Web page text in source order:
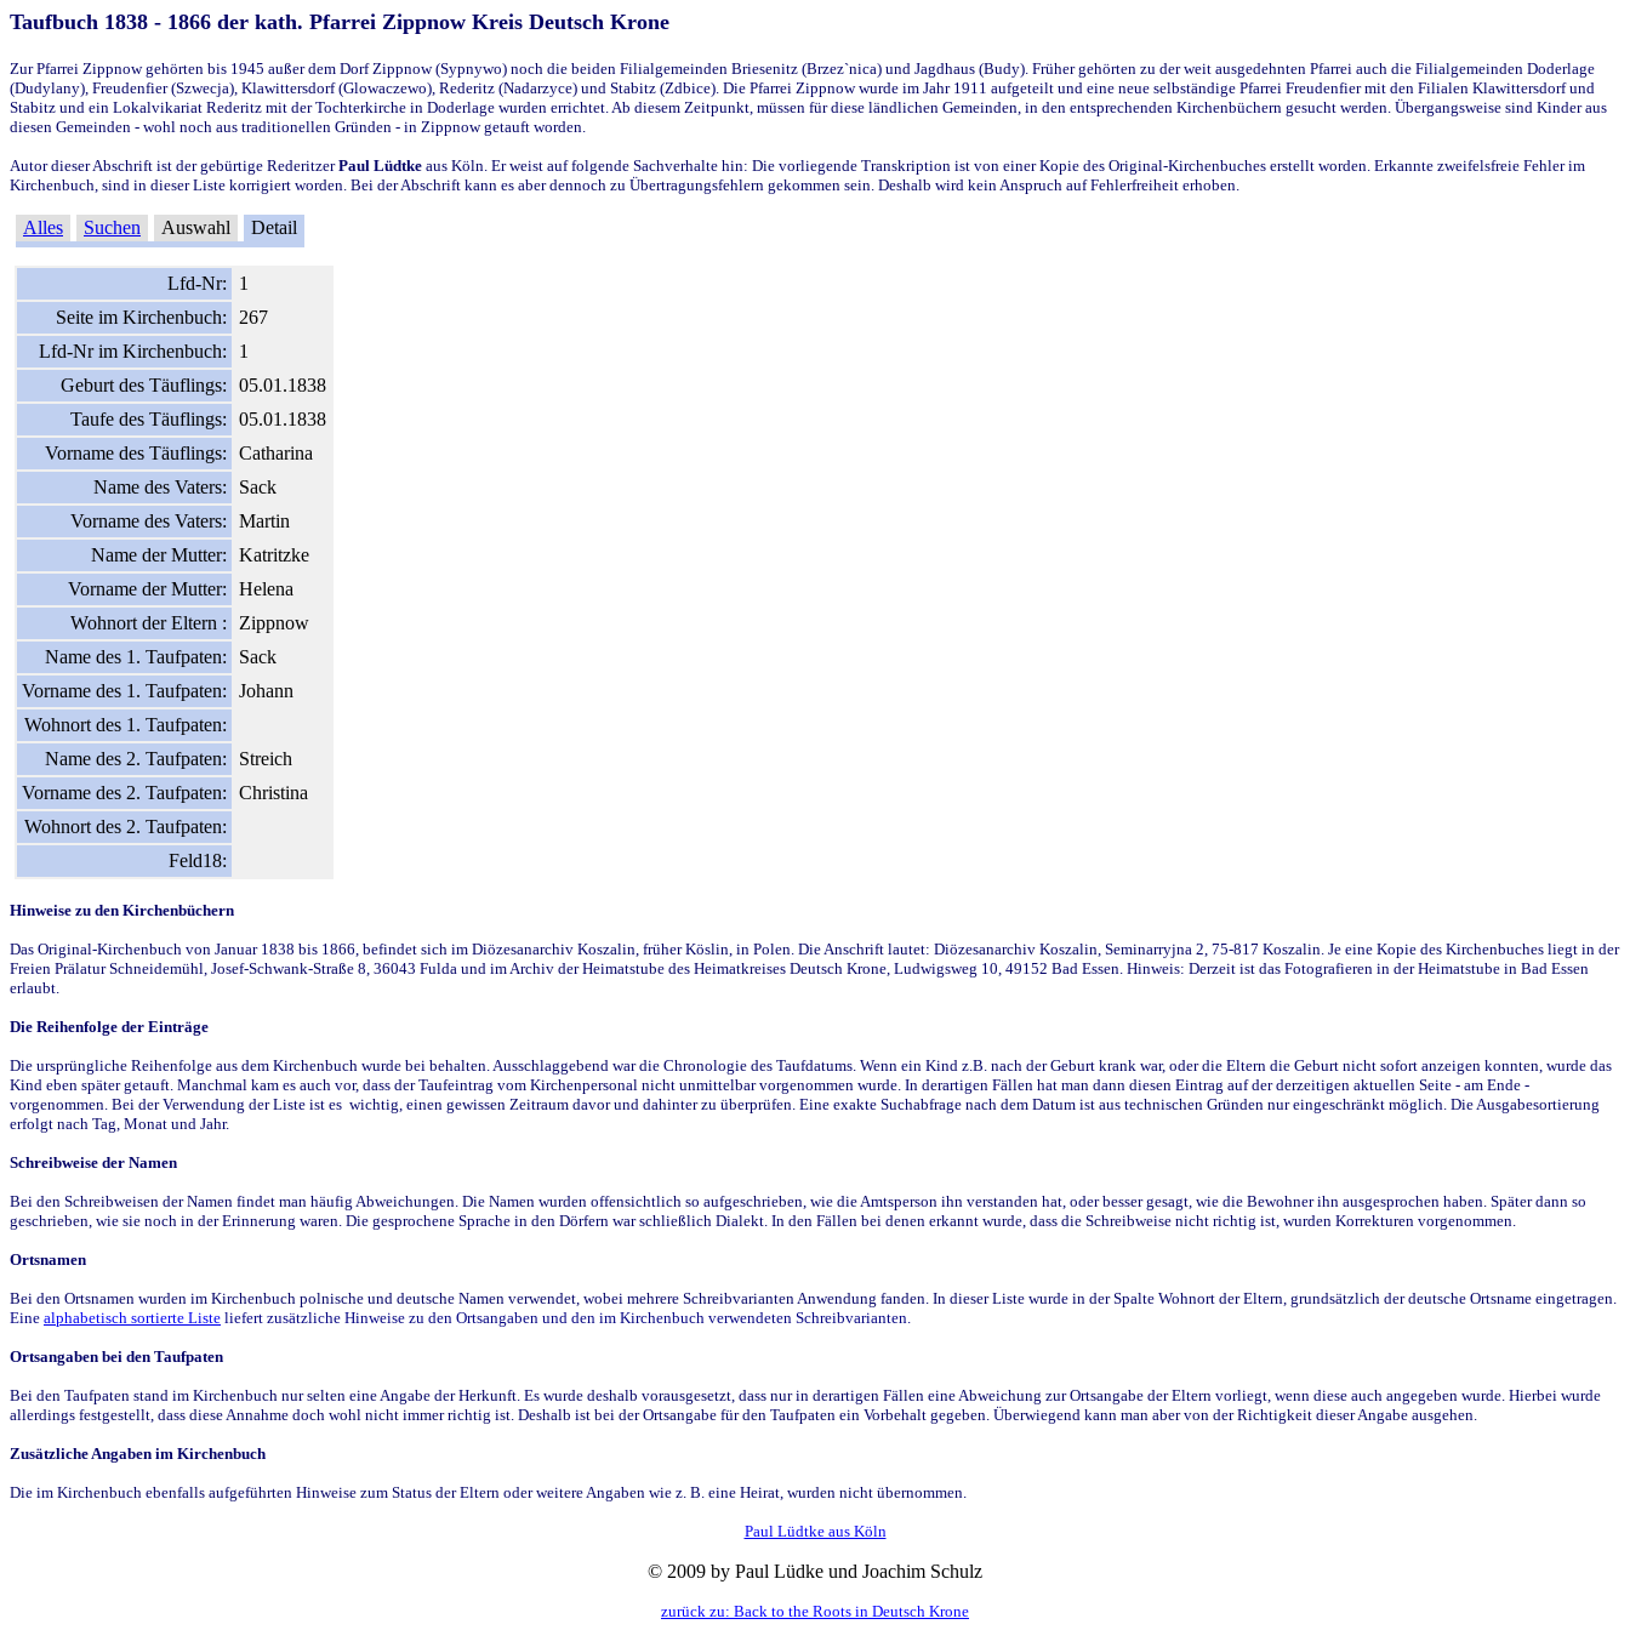
Taufbuch 1838 - 1866 der kath. Pfarrei Zippnow Kreis Deutsch Krone
Zur Pfarrei Zippnow gehörten bis 1945 außer dem Dorf Zippnow (Sypnywo) noch die beiden Filialgemeinden Briesenitz (Brzez`nica) und Jagdhaus (Budy). Früher gehörten zu der weit ausgedehnten Pfarrei auch die Filialgemeinden Doderlage
(Dudylany), Freudenfier (Szwecja), Klawittersdorf (Glowaczewo), Rederitz (Nadarzyce) und Stabitz (Zdbice). Die Pfarrei Zippnow wurde im Jahr 1911 aufgeteilt und eine neue selbständige Pfarrei Freudenfier mit den Filialen Klawittersdorf und
Stabitz und ein Lokalvikariat Rederitz mit der Tochterkirche in Doderlage wurden errichtet. Ab diesem Zeitpunkt, müssen für diese ländlichen Gemeinden, in den entsprechenden Kirchenbüchern gesucht werden. Übergangsweise sind Kinder aus
diesen Gemeinden - wohl noch aus traditionellen Gründen - in Zippnow getauft worden.
Autor dieser Abschrift ist der gebürtige RederitzerPaul Lüdtke aus Köln. Er weist auf folgende Sachverhalte hin: Die vorliegende Transkription ist von einer Kopie des Original-Kirchenbuches erstellt worden. Erkannte zweifelsfreie Fehler im
Kirchenbuch, sind in dieser Liste korrigiert worden. Bei der Abschrift kann es aber dennoch zu Übertragungsfehlern gekommen sein. Deshalb wird kein Anspruch auf Fehlerfreiheit erhoben.
Alles Suchen Auswahl Detail
Lfd-Nr:
1
Seite im Kirchenbuch:
267
Lfd-Nr im Kirchenbuch:
1
Geburt des Täuflings:
05.01.1838
Taufe des Täuflings:
05.01.1838
Vorname des Täuflings:
Catharina
Name des Vaters:
Sack
Vorname des Vaters:
Martin
Name der Mutter:
Katritzke
Vorname der Mutter:
Helena
Wohnort der Eltern :
Zippnow
Name des 1. Taufpaten:
Sack
Vorname des 1. Taufpaten:
Johann
Wohnort des 1. Taufpaten:
Name des 2. Taufpaten:
Streich
Vorname des 2. Taufpaten:
Christina
Wohnort des 2. Taufpaten:
Feld18:
Hinweise zu den Kirchenbüchern
Das Original-Kirchenbuch von Januar 1838 bis 1866, befindet sich im Diözesanarchiv Koszalin, früher Köslin, in Polen. Die Anschrift lautet: Diözesanarchiv Koszalin, Seminarryjna 2, 75-817 Koszalin. Je eine Kopie des Kirchenbuches liegt in der
Freien Prälatur Schneidemühl, Josef-Schwank-Straße 8, 36043 Fulda und im Archiv der Heimatstube des Heimatkreises Deutsch Krone, Ludwigsweg 10, 49152 Bad Essen. Hinweis: Derzeit ist das Fotografieren in der Heimatstube in Bad Essen
erlaubt.
Die Reihenfolge der Einträge
Die ursprüngliche Reihenfolge aus dem Kirchenbuch wurde bei behalten. Ausschlaggebend war die Chronologie des Taufdatums. Wenn ein Kind z.B. nach der Geburt krank war, oder die Eltern die Geburt nicht sofort anzeigen konnten, wurde das
Kind eben später getauft. Manchmal kam es auch vor, dass der Taufeintrag vom Kirchenpersonal nicht unmittelbar vorgenommen wurde. In derartigen Fällen hat man dann diesen Eintrag auf der derzeitigen aktuellen Seite - am Ende -
vorgenommen. Bei der Verwendung der Liste ist es wichtig, einen gewissen Zeitraum davor und dahinter zu überprüfen. Eine exakte Suchabfrage nach dem Datum ist aus technischen Gründen nur eingeschränkt möglich. Die Ausgabesortierung
erfolgt nach Tag, Monat und Jahr.
Schreibweise der Namen
Bei den Schreibweisen der Namen findet man häufig Abweichungen. Die Namen wurden offensichtlich so aufgeschrieben, wie die Amtsperson ihn verstanden hat, oder besser gesagt, wie die Bewohner ihn ausgesprochen haben. Später dann so
geschrieben, wie sie noch in der Erinnerung waren. Die gesprochene Sprache in den Dörfern war schließlich Dialekt. In den Fällen bei denen erkannt wurde, dass die Schreibweise nicht richtig ist, wurden Korrekturen vorgenommen.
Ortsnamen
Bei den Ortsnamen wurden im Kirchenbuch polnische und deutsche Namen verwendet, wobei mehrere Schreibvarianten Anwendung fanden. In dieser Liste wurde in der Spalte Wohnort der Eltern, grundsätzlich der deutsche Ortsname eingetragen.
Eine alphabetisch sortierte Liste liefert zusätzliche Hinweise zu den Ortsangaben und den im Kirchenbuch verwendeten Schreibvarianten.
Ortsangaben bei den Taufpaten
Bei den Taufpaten stand im Kirchenbuch nur selten eine Angabe der Herkunft. Es wurde deshalb vorausgesetzt, dass nur in derartigen Fällen eine Abweichung zur Ortsangabe der Eltern vorliegt, wenn diese auch angegeben wurde. Hierbei wurde
allerdings festgestellt, dass diese Annahme doch wohl nicht immer richtig ist. Deshalb ist bei der Ortsangabe für den Taufpaten ein Vorbehalt gegeben. Überwiegend kann man aber von der Richtigkeit dieser Angabe ausgehen.
Zusätzliche Angaben im Kirchenbuch
Die im Kirchenbuch ebenfalls aufgeführten Hinweise zum Status der Eltern oder weitere Angaben wie z. B. eine Heirat, wurden nicht übernommen.
Paul Lüdtke aus Köln
© 2009 by Paul Lüdke und Joachim Schulz
zurück zu: Back to the Roots in Deutsch Krone